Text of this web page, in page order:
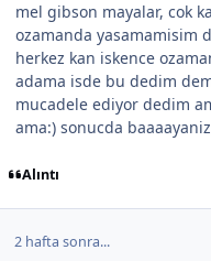
mel gibson mayalar, cok
ozamanda yasamamisim
herkez kan iskence
adama isde bu dedim
mucadele ediyor dedim
ama:) sonucda
Alıntı
2 hafta sonra...